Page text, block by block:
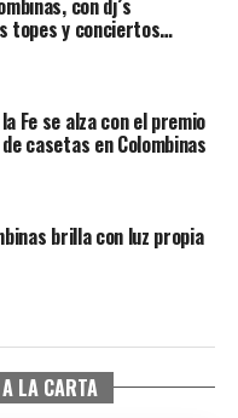
topes y conciertos…
Fe se alza con el premio
casetas en Colombinas
brilla con luz propia
LA CARTA